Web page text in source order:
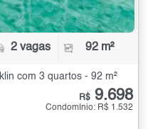
2 vagas 92 m²
com 3 quartos - 92 m²
R$ 9.698
Condomínio: R$ 1.532